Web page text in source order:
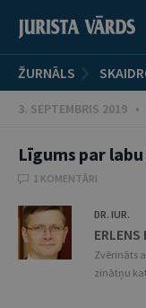
ŽURNĀLS
3. SEPTEMBRIS 2019
Līgums par
1 KOMENTĀRI
DR. IUR.
Zvērināts
zinātņu